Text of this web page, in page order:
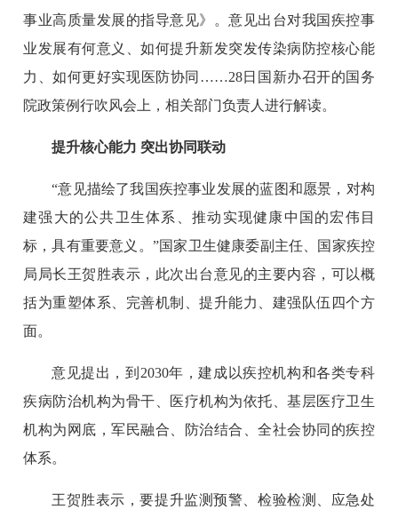
事业高质量发展的指导意见》。意见出台对我国疾控事
业发展有何意义、如何提升新发突发传染病防控核心能
力、如何更好实现医防协同……28日国新办召开的国务
院政策例行吹风会上，相关部门负责人进行解读。
提升核心能力 突出协同联动
“意见描绘了我国疾控事业发展的蓝图和愿景，对构
建强大的公共卫生体系、推动实现健康中国的宏伟目
标，具有重要意义。”国家卫生健康委副主任、国家疾控
局局长王贺胜表示，此次出台意见的主要内容，可以概
括为重塑体系、完善机制、提升能力、建强队伍四个方
面。
意见提出，到2030年，建成以疾控机构和各类专科
疾病防治机构为骨干、医疗机构为依托、基层医疗卫生
机构为网底，军民融合、防治结合、全社会协同的疾控
体系。
王贺胜表示，要提升监测预警、检验检测、应急处